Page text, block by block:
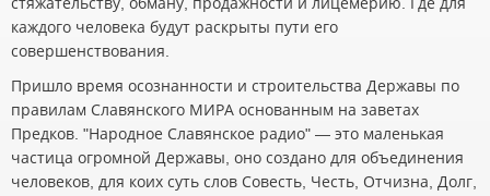
каждого человека будут раскрыты пути его
совершенствования.
Пришло время осознанности и строительства Державы по
правилам Славянского МИРА основанным на заветах
Предков. "Народное Славянское радио" — это маленькая
частица огромной Державы, оно создано для объединения
человеков, для коих суть слов Совесть, Честь, Отчизна, Долг,